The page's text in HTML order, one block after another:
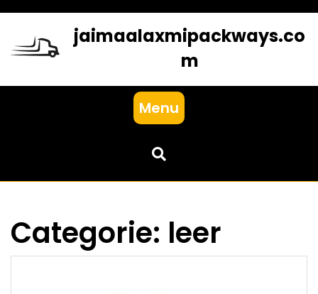
content
jaimaalaxmipackways.co
m
Menu
Categorie: leer